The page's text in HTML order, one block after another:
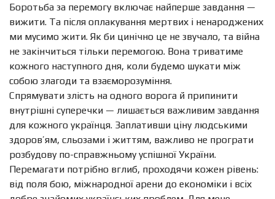
Боротьба за перемогу включає найперше завдання —
вижити. Та після оплакування мертвих і ненароджених
ми мусимо жити. Як би цинічно це не звучало, та війна
не закінчиться тільки перемогою. Вона триватиме
кожного наступного дня, коли будемо шукати між
собою злагоди та взаєморозуміння.
Спрямувати злість на одного ворога й припинити
внутрішні суперечки — лишається важливим завдання
для кожного українця. Заплативши ціну людськими
здоров’ям, сльозами і життям, важливо не програти
розбудову по-справжньому успішної України.
Перемагати потрібно вглиб, проходячи кожен рівень:
від поля бою, міжнародної арени до економіки і всіх